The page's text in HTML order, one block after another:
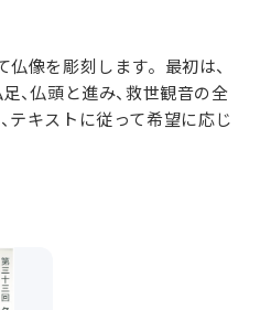
仏像を彫刻します。最初は、
、仏頭と進み、救世観音の全
テキストに従って希望に応じ